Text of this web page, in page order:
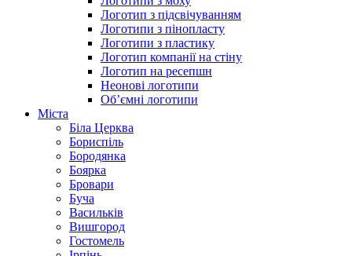
Логотип з підсвічуванням
Логотипи з пінопласту
Логотипи з пластику
Логотип компанії на стіну
Логотип на ресепшн
Неонові логотипи
Об’ємні логотипи
Міста
Біла Церква
Бориспіль
Бородянка
Боярка
Бровари
Буча
Васильків
Вишгород
Гостомель